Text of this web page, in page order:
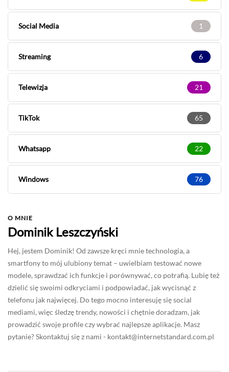
Social Media 1
Streaming 6
Telewizja 21
TikTok 65
Whatsapp 22
Windows 76
O MNIE
Dominik Leszczyński
Hej, jestem Dominik! Od zawsze kręci mnie technologia, a
smartfony to mój ulubiony temat – uwielbiam testować nowe
modele, sprawdzać ich funkcje i porównywać, co potrafią. Lubię też
dzielić się swoimi odkryciami i podpowiadać, jak wycisnąć z
telefonu jak najwięcej. Do tego mocno interesuję się social
mediami, więc śledzę trendy, nowości i chętnie doradzam, jak
prowadzić swoje profile czy wybrać najlepsze aplikacje. Masz
pytanie? Skontaktuj się z nami - kontakt@internetstandard.com.pl